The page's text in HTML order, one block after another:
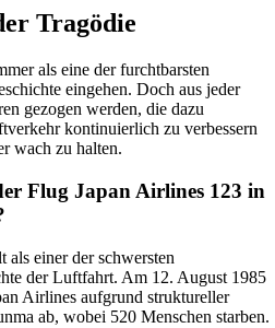
Tragödie
als eine der furchtbarsten
eingehen. Doch aus jeder
gezogen werden, die dazu
kontinuierlich zu verbessern
wach zu halten.
Flug Japan Airlines 123 in
einer der schwersten
der Luftfahrt. Am 12. August 1985
Airlines aufgrund struktureller
ab, wobei 520 Menschen starben.